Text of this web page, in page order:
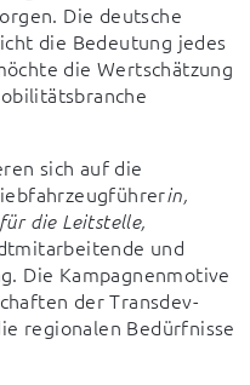
Die deutsche
die Bedeutung jedes
die Wertschätzung
sich auf die
in,
die Leitstelle,
und
Die Kampagnenmotive
der Transdev-
regionalen Bedürfnisse